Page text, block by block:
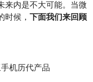
来内是不大可能。当微
时候，下面我们来回顾